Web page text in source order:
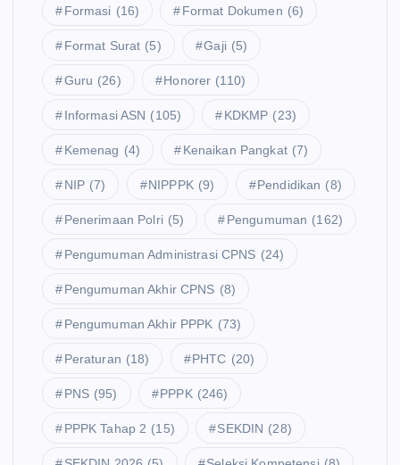
Formasi (16) Format Dokumen (6)
Format Surat (5) Gaji (5)
Guru (26) Honorer (110)
Informasi ASN (105) KDKMP (23)
Kemenag (4) Kenaikan Pangkat (7)
NIP (7) NIPPPK (9) Pendidikan (8)
Penerimaan Polri (5) Pengumuman (162)
Pengumuman Administrasi CPNS (24)
Pengumuman Akhir CPNS (8)
Pengumuman Akhir PPPK (73)
Peraturan (18) PHTC (20)
PNS (95) PPPK (246)
PPPK Tahap 2 (15) SEKDIN (28)